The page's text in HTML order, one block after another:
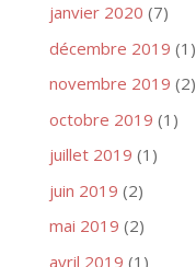
janvier 2020 (7)
décembre 2019 (1)
novembre 2019 (2)
octobre 2019 (1)
juillet 2019 (1)
juin 2019 (2)
mai 2019 (2)
avril 2019 (1)